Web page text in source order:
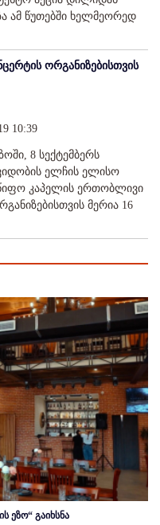
ამ წუთებში ხელმეორედ
ორგანიზებისთვის
10:39
8 სექტემბერს
ელჩის ელისო
კაპელის ერთობლივი
მერია 16
ეზო“ გაიხსნა